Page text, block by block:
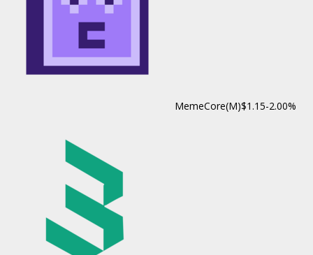
MemeCore(M)$1.15-2.00%